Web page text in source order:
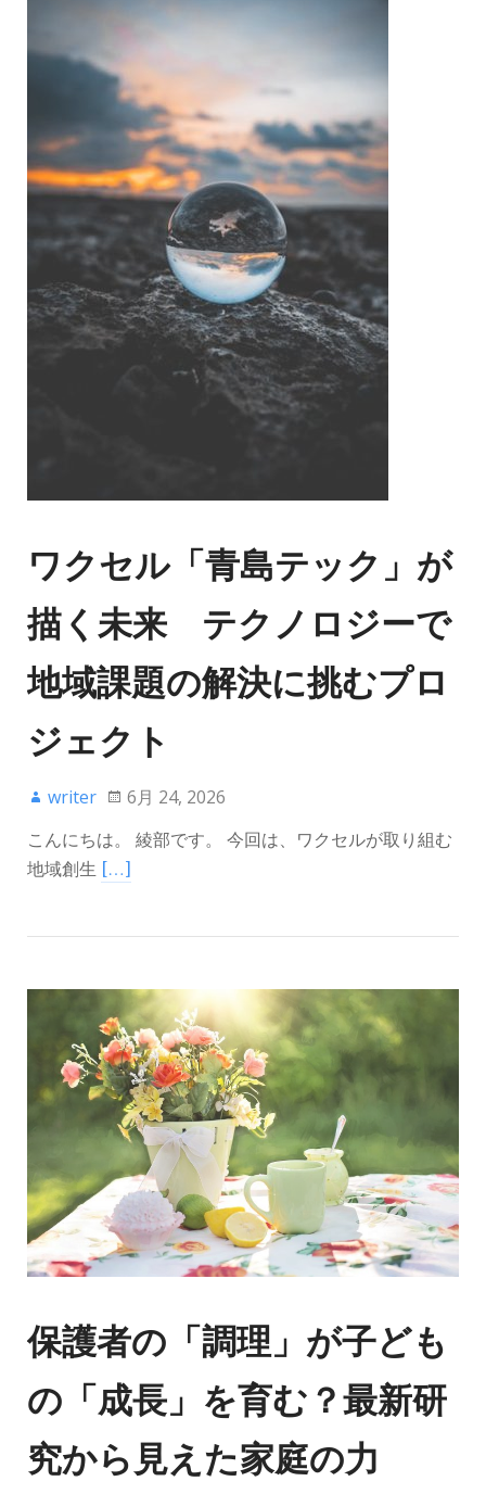
ワクセル「青島テック」が
描く未来 テクノロジーで
地域課題の解決に挑むプロ
ジェクト
writer 6月 24, 2026
こんにちは。 綾部です。 今回は、ワクセルが取り組む
地域創生 […]
保護者の「調理」が子ども
の「成長」を育む？最新研
究から見えた家庭の力